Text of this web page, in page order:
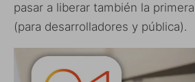
pasar a liberar también la
(para desarrolladores y pública).